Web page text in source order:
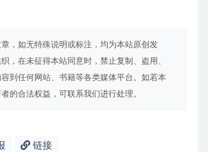
，如无特殊说明或标注，均为本站原创发
，在未征得本站同意时，禁止复制、盗用、
到任何网站、书籍等各类媒体平台。如若本
的合法权益，可联系我们进行处理。
链接